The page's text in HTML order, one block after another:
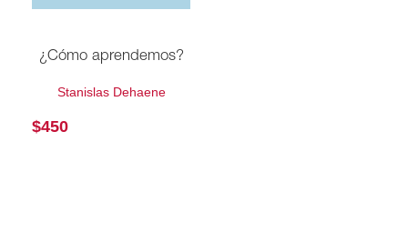
¿Cómo aprendemos?
Stanislas Dehaene
$450